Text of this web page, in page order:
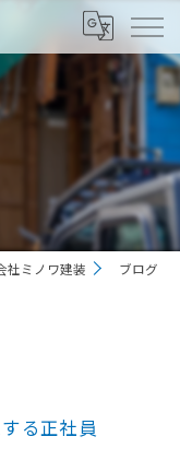
社ミノワ建装 ブログ
る正社員